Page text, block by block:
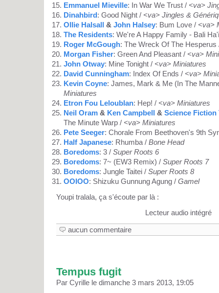
Emmanuel Mieville: In War We Trust / <va>
Dinahbird: Good Night / <va> Jingles &
Ollie Halsall & John Halsey: Bum Love / <va>
The Residents: We're A Happy Family - Bali
Roger McGough: The Wreck Of The
Morgan Fisher: Green And Pleasant / <va>
John Otway: Mine Tonight / <va> Miniatures
David Cunningham: Index Of Ends / <va>
Kevin Coyne: James, Mark & Me (In The
Miniatures
Etron Fou Leloublan: Hep! / <va> Miniatures
Neil Oram & Ken Campbell & Science Fiction
The Minute Warp / <va> Miniatures
Pete Seeger: Chorale From Beethoven's 9th
Half Japanese: Rhumba / Bone Head
Boredoms: 3 / Super Roots 6
Boredoms: 7~ (EW3 Remix) / Super Roots 7
Boredoms: Jungle Taitei / Super Roots 8
OOIOO: Shizuku Gunnung Agung / Gamel
Youpi tralala, ça s'écoute par là :
Lecteur audio intégré
aucun commentaire
Tempus fugit
Par Cyrille le dimanche 3 mars 2013, 19:05